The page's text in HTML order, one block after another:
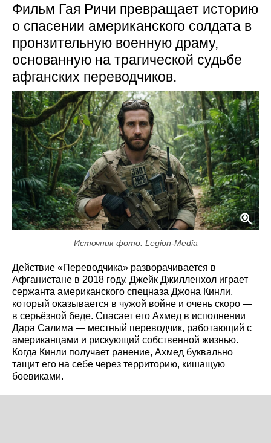
Фильм Гая Ричи превращает историю
о спасении американского солдата в
пронзительную военную драму,
основанную на трагической судьбе
афганских переводчиков.
Источник фото: Legion-Media
Действие «Переводчика» разворачивается в
Афганистане в 2018 году. Джейк Джилленхол играет
сержанта американского спецназа Джона Кинли,
который оказывается в чужой войне и очень скоро —
в серьёзной беде. Спасает его Ахмед в исполнении
Дара Салима — местный переводчик, работающий с
американцами и рискующий собственной жизнью.
Когда Кинли получает ранение, Ахмед буквально
тащит его на себе через территорию, кишащую
боевиками.